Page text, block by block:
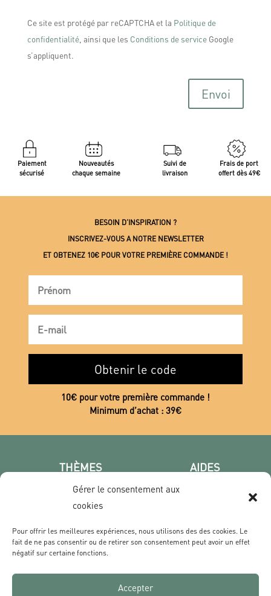
Gérer le consentement aux
cookies
Pour offrir les meilleures expériences, nous utilisons des des cookies. Le
fait de ne pas consentir ou de retirer son consentement peut avoir un effet
négatif sur certaine fonctions.
Accepter
Ce site est protégé par reCAPTCHA et la Politique de
confidentialité, ainsi que les Conditions de serviceGoogle
s’appliquent.
Envoi
Paiement
sécurisé
Nouveautés
chaque semaine
Suivi de
livraison
Frais de port
offert dès 49€
BESOIN D’INSPIRATION ?
INSCRIVEZ-VOUS A NOTRE NEWSLETTER
ET OBTENEZ 10€ POUR VOTRE PREMIÈRE COMMANDE !
Obtenir le code
10€ pour votre première commande !
Minimum d’achat : 39€
THÈMES
Poster photo
Les villes
Film & Série
AIDES
Qui sommes nous ?